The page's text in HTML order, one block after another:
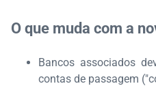
O que muda com a
Bancos associados
contas de passagem